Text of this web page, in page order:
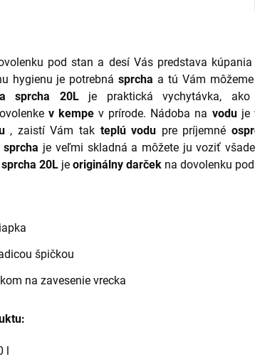
pod stan a desí Vás predstava
hygienu je potrebnásprcha a tú Vám
sprcha
20Lje praktická vychytávka,
v kempe v prírode. Nádoba na voduje
, zaistí Vám tak teplú vodu pre príjemné
sprcha je veľmi skladná a môžete ju voziť
20L je originálny darček na dovolenku
špičkou
na zavesenie vrecka
l